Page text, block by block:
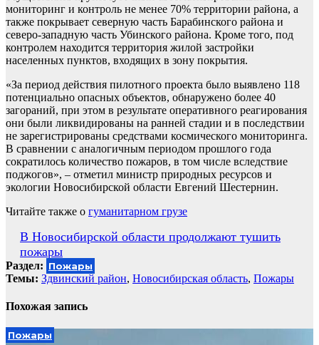
мониторинг и контроль не менее 70% территории района, а
также покрывает северную часть Барабинского района и
северо-западную часть Убинского района. Кроме того, под
контролем находится территория жилой застройки
населенных пунктов, входящих в зону покрытия.
«За период действия пилотного проекта было выявлено 118
потенциально опасных объектов, обнаружено более 40
загораний, при этом в результате оперативного реагирования
они были ликвидированы на ранней стадии и в последствии
не зарегистрированы средствами космического мониторинга.
В сравнении с аналогичным периодом прошлого года
сократилось количество пожаров, в том числе вследствие
поджогов», – отметил министр природных ресурсов и
экологии Новосибирской области Евгений Шестернин.
Читайте также о гуманитарном грузе
Навигация
по
записям
В Новосибирской области продолжают тушить
пожары
Раздел: Пожары
Темы: Здвинский район, Новосибирская область, Пожары
Похожая запись
Пожары